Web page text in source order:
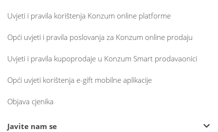
Uvjeti i pravila korištenja Konzum online platforme
Opći uvjeti i pravila poslovanja za Konzum online prodaju
Uvjeti i pravila kupoprodaje u Konzum Smart prodavaonici
Opći uvjeti korištenja e-gift mobilne aplikacije
Objava cjenika
Javite nam se